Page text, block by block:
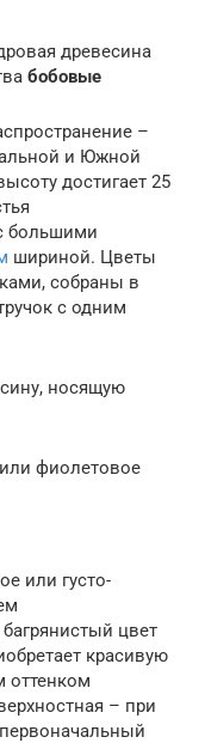
древесина
бобовые
–
и Южной
достигает 25
большими
шириной. Цветы
собраны в
с одним
носящую
фиолетовое
или густо-
цвет
красивую
оттенком
– при